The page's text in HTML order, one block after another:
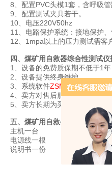
8、配置PVC头模1套，含呼吸管
9、配置测试夹具若干。
10、电压220V50hz
11、电路保护系统：接地保护、
12、1mpa以上的压力测试需客
四、煤矿用自救器综合性测试仪
1、设备的免费质保期不低于1年
2、设备提供终身维护
3、系统软件ZSMF升级；
4、卖方对售后服务的需求必须
5、卖方长期为买方提供备件采
五、煤矿用自救器综合性测试仪
主机一台
电源线一根
说明书一份